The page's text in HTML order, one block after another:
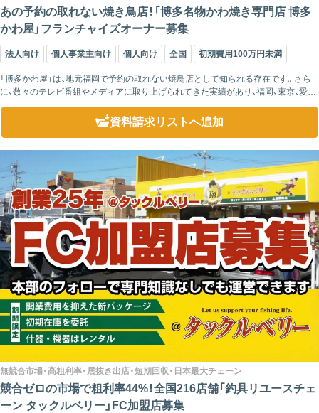
あの予約の取れない焼き鳥店！「博多名物かわ焼き専門店 博多
かわ屋」フランチャイズオーナー募集
法人向け 個人事業主向け 個人向け 全国 初期費用100万円未満
「博多かわ屋」は、地元福岡で予約の取れない焼鳥店として知られる存在です。さら
に、数々のテレビ番組やメディアに取り上げられてきた実績があり、福岡、東京、愛
知、大阪、京都、静岡、北海道と地域を超えて広がっています。 お客様は「知らない...
資料請求リストへ追加
無競合市場・高粗利率・居抜き出店・短期回収・日本最大チェーン
競合ゼロの市場で粗利率44%！全国216店舗「釣具リユースチェ
ーン タックルベリー」FC加盟店募集